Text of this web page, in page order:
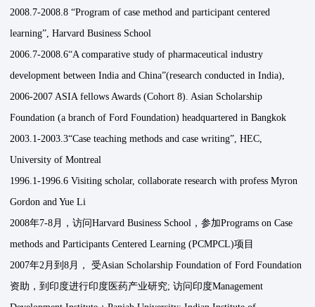
2008.7-2008.8 “Program of case method and participant centered
learning”, Harvard Business School
2006.7-2008.6“A comparative study of pharmaceutical industry
development between India and China”(research conducted in India),
2006-2007 ASIA fellows Awards (Cohort 8). Asian Scholarship
Foundation (a branch of Ford Foundation) headquartered in Bangkok
2003.1-2003.3“Case teaching methods and case writing”, HEC,
University of Montreal
1996.1-1996.6 Visiting scholar, collaborate research with profess Myron
Gordon and Yue Li
2008年7-8月，访问Harvard Business School，参加Programs on Case
methods and Participants Centered Learning (PCMPCL)项目
2007年2月到8月， 受Asian Scholarship Foundation of Ford Foundation
资助，到印度进行印度医药产业研究; 访问印度Management